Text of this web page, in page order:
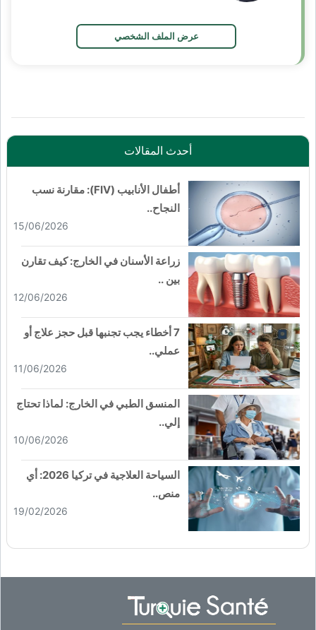
عرض الملف الشخصي
أحدث المقالات
أطفال الأنابيب (FIV): مقارنة نسب
النجاح..
15/06/2026
زراعة الأسنان في الخارج: كيف تقارن
بين ..
12/06/2026
7 أخطاء يجب تجنبها قبل حجز علاج أو
عملي..
11/06/2026
المنسق الطبي في الخارج: لماذا تحتاج
إلي..
10/06/2026
السياحة العلاجية في تركيا 2026: أي
منص..
19/02/2026